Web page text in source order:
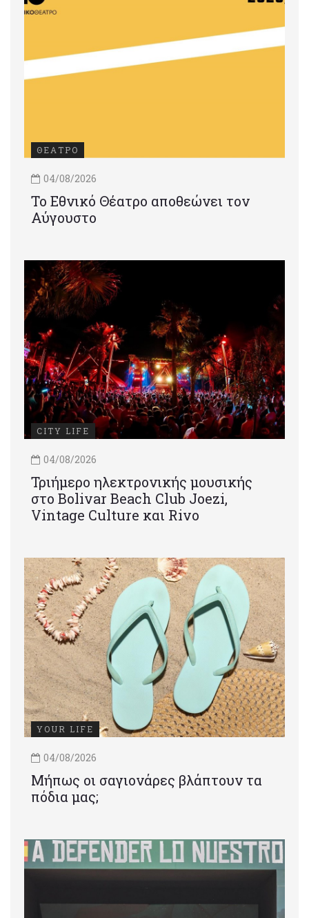
ΘΕΑΤΡΟ
04/08/2026
Το Εθνικό Θέατρο αποθεώνει τον
Αύγουστο
CITY LIFE
04/08/2026
Τριήμερο ηλεκτρονικής μουσικής
στο Bolivar Beach Club Joezi,
Vintage Culture και Rivo
YOUR LIFE
04/08/2026
Μήπως οι σαγιονάρες βλάπτουν τα
πόδια μας;